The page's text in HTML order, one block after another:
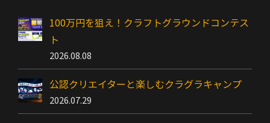
100万円を狙え！クラフトグラウンドコンテス
ト
2026.08.08
公認クリエイターと楽しむクラグラキャンプ
2026.07.29